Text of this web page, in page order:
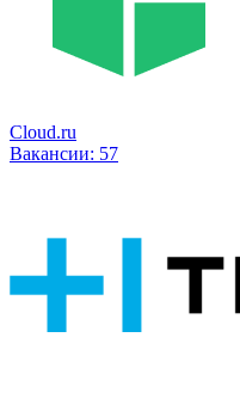
Cloud.ru
Вакансии: 57